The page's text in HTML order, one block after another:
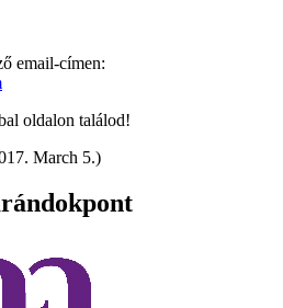
email-címen:
oldalon találod!
March 5.)